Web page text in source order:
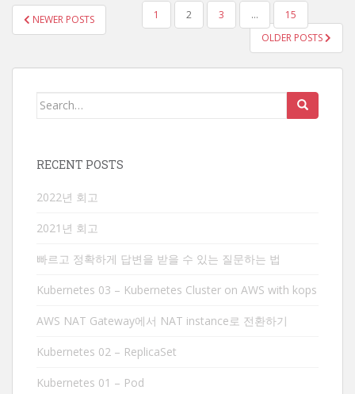
POSTS
PAGINATION
NEWER POSTS 1 2 3 …
15
OLDER POSTS
Search
RECENT POSTS
2022년 회고
2021년 회고
빠르고 정확하게 답변을 받을 수 있는 질문하는 법
Kubernetes 03 – Kubernetes Cluster on AWS with kops
AWS NAT Gateway에서 NAT instance로 전환하기
Kubernetes 02 – ReplicaSet
Kubernetes 01 – Pod